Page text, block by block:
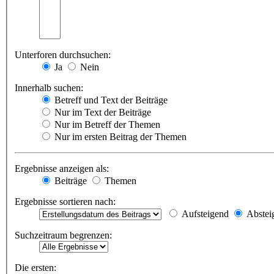
Unterforen durchsuchen:
Ja
Nein
Innerhalb suchen:
Betreff und Text der Beiträge
Nur im Text der Beiträge
Nur im Betreff der Themen
Nur im ersten Beitrag der Themen
Ergebnisse anzeigen als:
Beiträge
Themen
Ergebnisse sortieren nach:
Aufsteigend
Suchzeitraum begrenzen:
Die ersten: